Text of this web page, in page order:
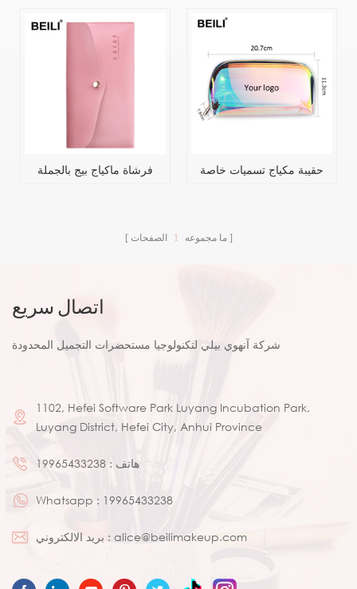
فرشاة ماكياج بيج بالجملة حقيبة مكياج تسميات خاصة
ما مجموعه 1 الصفحات
اتصال سريع
شركة آنهوي بيلي لتكنولوجيا مستحضرات التجميل المحدودة
1102, Hefei Software Park Luyang Incubation Park,
Luyang District, Hefei City, Anhui Province
هاتف : 19965433238
Whatsapp : 19965433238
بريد الالكتروني : alice@beilimakeup.com